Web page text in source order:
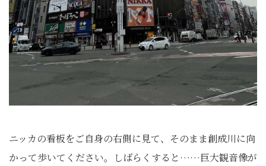
ニッカの看板をご自身の右側に見て、そのまま創成川に向
かって歩いてください。しばらくすると……巨大観音像が